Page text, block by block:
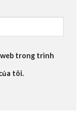
trong trình
tôi.